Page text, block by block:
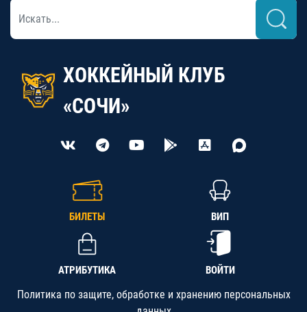
ХОККЕЙНЫЙ КЛУБ
«СОЧИ»
БИЛЕТЫ ВИП
АТРИБУТИКА ВОЙТИ
Политика по защите, обработке и хранению персональных